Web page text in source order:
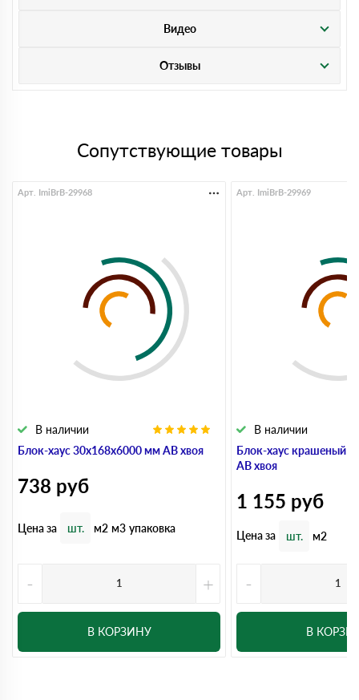
Видео
Отзывы
Сопутствующие товары
Блок-хаус 30x168x6000 мм АВ хвоя
В наличии
Арт. ImiBrB-29968
738 руб
Цена за шт. м2 м3 упаковка
- +
В КОРЗИНУ
Блок-хаус крашеный
АВ хвоя
В наличии
Арт. ImiBrB-29969
1 155 руб
Цена за шт. м2
-
В